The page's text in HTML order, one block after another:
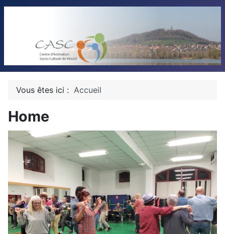
Vous êtes ici : Accueil
Home